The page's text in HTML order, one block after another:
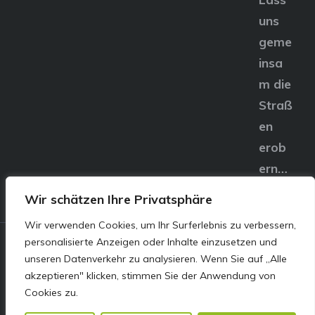
Wir schätzen Ihre Privatsphäre
Wir verwenden Cookies, um Ihr Surferlebnis zu verbessern,
personalisierte Anzeigen oder Inhalte einzusetzen und
unseren Datenverkehr zu analysieren. Wenn Sie auf „Alle
akzeptieren" klicken, stimmen Sie der Anwendung von
Cookies zu.
uns
geme
insa
m die
Straß
en
erob
ern…
© E&S Motors GmbH,
Linzer Straße 83 4240
Freistadt